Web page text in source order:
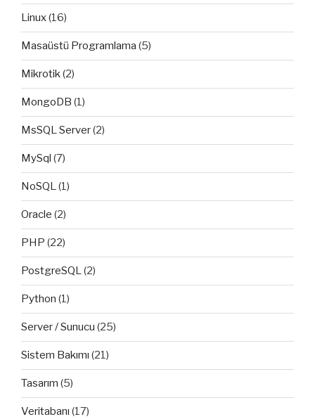
Linux(16)
Masaüstü Programlama (5)
Mikrotik(2)
MongoDB (1)
MsSQL Server(2)
MySql (7)
NoSQL(1)
Oracle (2)
PHP (22)
PostgreSQL(2)
Python (1)
Server / Sunucu (25)
Sistem Bakımı (21)
Tasarım (5)
Veritabanı (17)